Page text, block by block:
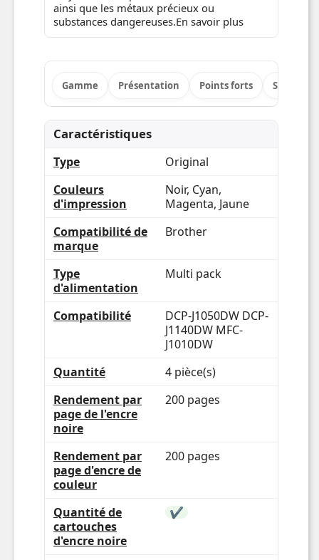
ainsi que les métaux précieux ou
substances dangereuses.En savoir plus
Gamme Présentation Points forts
Caractéristiques
Type
Original
Couleurs
d'impression
Noir, Cyan,
Magenta, Jaune
Compatibilité de
marque
Brother
Type
d'alimentation
Multi pack
Compatibilité
DCP-J1050DW DCP-
J1140DW MFC-
J1010DW
Quantité
4 pièce(s)
Rendement par
page de l'encre
noire
200 pages
Rendement par
page d'encre de
couleur
200 pages
Quantité de
cartouches
d'encre noire
✔